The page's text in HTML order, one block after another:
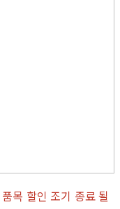
목 할인 조기 종료 될